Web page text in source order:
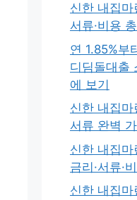
신한 내집마
서류·비용
연 1.85%부
디딤돌대출
에 보기
신한 내집마
서류 완벽
신한 내집
금리·서류·
신한 내집